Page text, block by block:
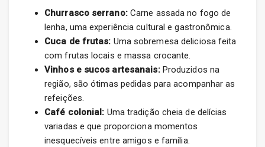
Churrasco serrano:Carne assada no fogo de
lenha, uma experiência cultural e gastronômica.
Cuca de frutas: Uma sobremesa deliciosa feita
com frutas locais e massa crocante.
Vinhos e sucos artesanais:Produzidos na
região, são ótimas pedidas para acompanhar as
refeições.
Café colonial: Uma tradição cheia de delícias
variadas e que proporciona momentos
inesquecíveis entre amigos e família.